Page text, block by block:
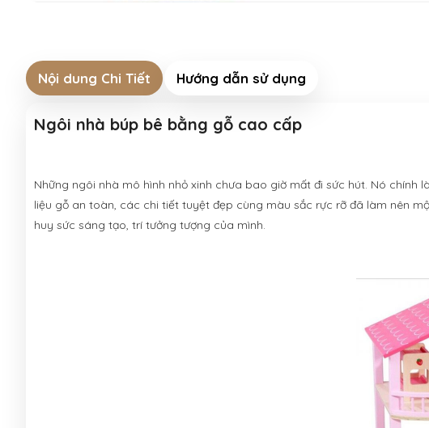
Nội dung Chi Tiết Hướng dẫn sử dụng
Ngôi nhà búp bê bằng gỗ cao cấp
Những ngôi nhà mô hình nhỏ xinh chưa bao giờ mất đi sức hút. Nó chính là
liệu gỗ an toàn, các chi tiết tuyệt đẹp cùng màu sắc rực rỡ đã làm nên
huy sức sáng tạo, trí tưởng tượng của mình.